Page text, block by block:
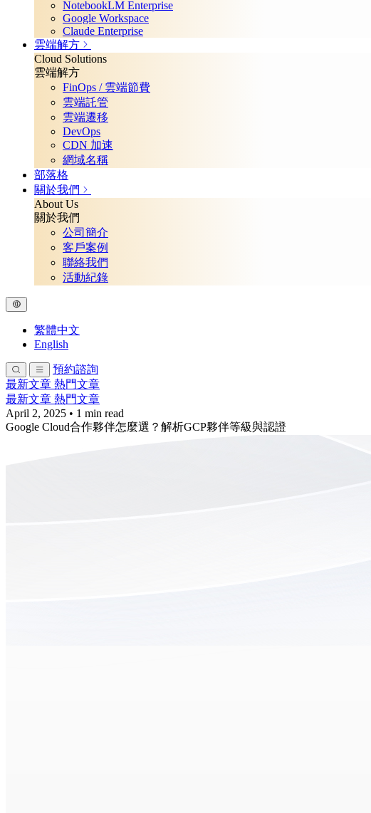
NotebookLM Enterprise
Google Workspace
Claude Enterprise
雲端解方
Cloud Solutions
雲端解方
FinOps / 雲端節費
雲端託管
雲端遷移
DevOps
CDN 加速
網域名稱
部落格
關於我們
About Us
關於我們
公司簡介
客戶案例
聯絡我們
活動紀錄
繁體中文
English
預約諮詢
最新文章 熱門文章
最新文章 熱門文章
April 2, 2025 • 1 min read
Google Cloud合作夥伴怎麼選？解析GCP夥伴等級與認證